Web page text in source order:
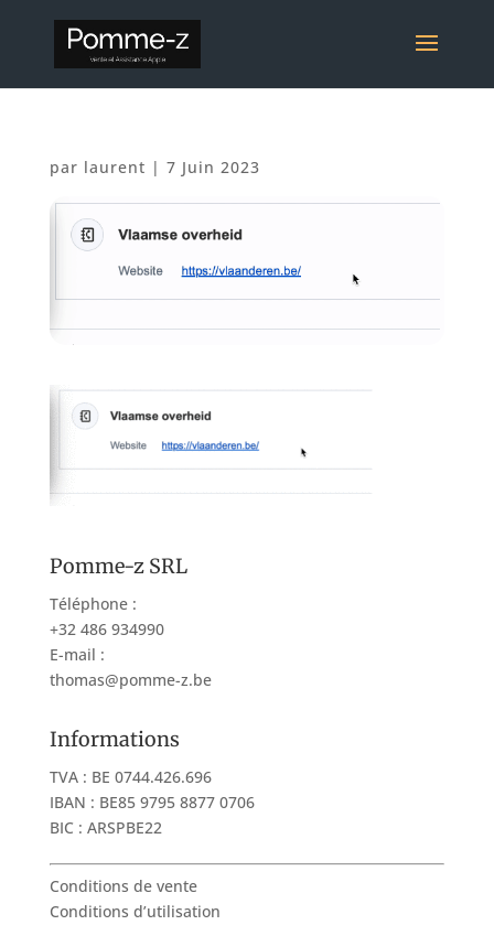
par laurent | 7 Juin 2023
Pomme-z SRL
Téléphone :
+32 486 934990
E-mail :
thomas@pomme-z.be
Informations
TVA : BE 0744.426.696
IBAN : BE85 9795 8877 0706
BIC : ARSPBE22
Conditions de vente
Conditions d’utilisation